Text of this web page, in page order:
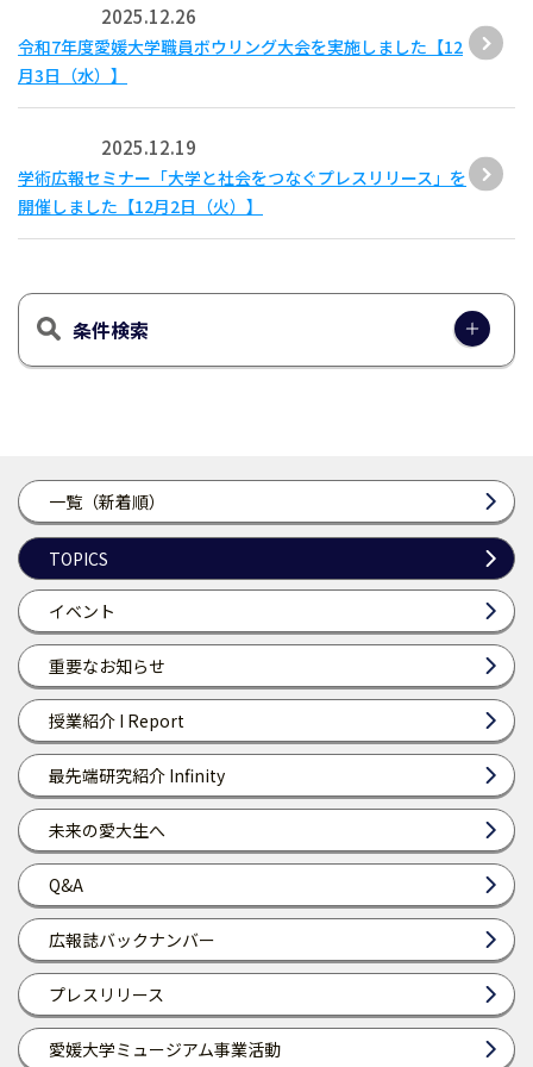
一覧（新着順）
TOPICS
イベント
重要なお知らせ
授業紹介 I Report
最先端研究紹介 Infinity
未来の愛大生へ
Q&A
広報誌バックナンバー
プレスリリース
愛媛大学ミュージアム事業活動
2025.12.26
令和7年度愛媛大学職員ボウリング大会を実施しました【12
月3日（水）】
2025.12.19
学術広報セミナー「大学と社会をつなぐプレスリリース」を
開催しました【12月2日（火）】
条件検索